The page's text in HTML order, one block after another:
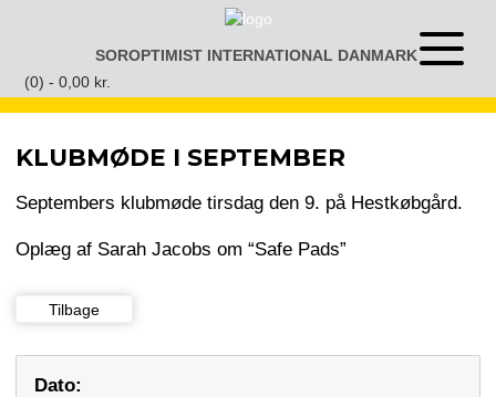
SOROPTIMIST INTERNATIONAL DANMARKÅben
menu
(0) - 0,00 kr.
KLUBMØDE I SEPTEMBER
Septembers klubmøde tirsdag den 9. på Hestkøbgård.
Oplæg af Sarah Jacobs om “Safe Pads”
Tilbage
Dato: